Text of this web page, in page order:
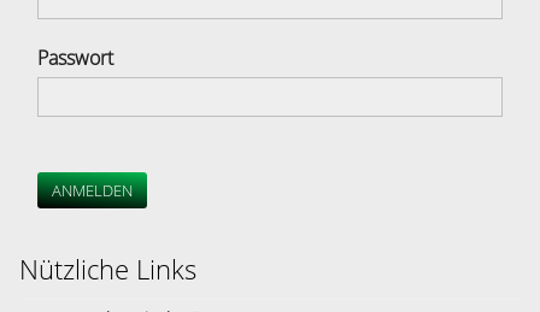
Passwort
ANMELDEN
Nützliche Links